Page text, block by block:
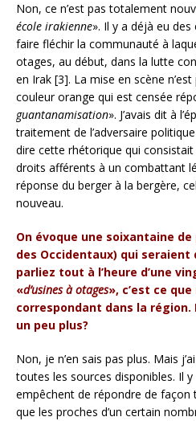
Non, ce n’est pas totalement
école irakienne». Il y a déjà eu
faire fléchir la communauté à
otages, au début, dans la lutte
en Irak [3]. La mise en scène
couleur orange qui est censée
guantanamisation». J’avais dit à
traitement de l’adversaire
dire cette rhétorique qui
droits afférents à un combattant
réponse du berger à la bergère,
nouveau.
On évoque une soixantaine
des Occidentaux) qui seraient
parliez tout à l’heure d’une
«d’usines à otages», c’est ce
correspondant dans la région.
un peu plus?
Non, je n’en sais pas plus. Mais
toutes les sources disponibles. Il
empêchent de répondre de façon
que les proches d’un certain